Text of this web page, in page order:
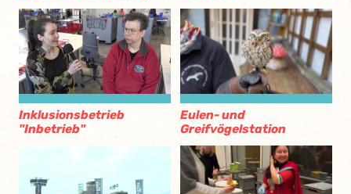
Inklusionsbetrieb
"Inbetrieb"
Eulen- und
Greifvögelstation